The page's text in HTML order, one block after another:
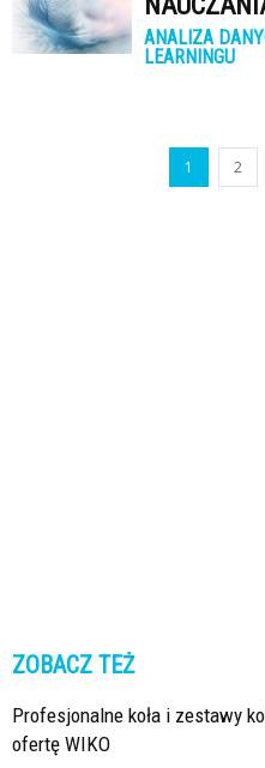
ANALIZA
LEARNINGU
1 2
ZOBACZ TEŻ
Profesjonalne koła i zestawy
ofertę WIKO